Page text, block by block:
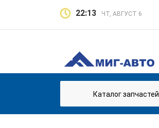
22:13 ЧТ, АВГУСТ 6
Каталог запчастей